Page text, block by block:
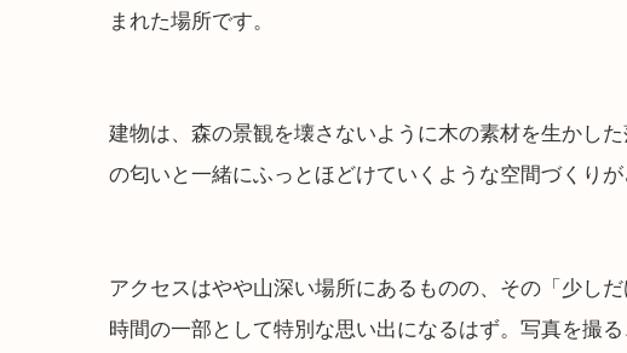
まれた場所です。
建物は、森の景観を壊さないように木の素材を生かし
の匂いと一緒にふっとほどけていくような空間づくりが
アクセスはやや山深い場所にあるものの、その「少し
時間の一部として特別な思い出になるはず。写真を撮る